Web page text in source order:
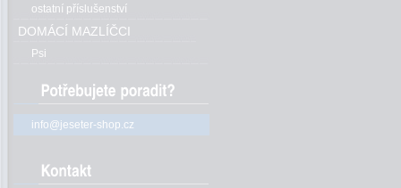
ostatní příslušenství
DOMÁCÍ MAZLÍČCI
Psi
info@jeseter-shop.cz